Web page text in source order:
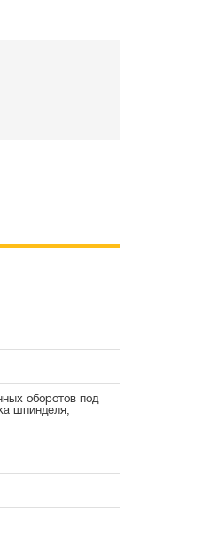
оборотов под
шпинделя,